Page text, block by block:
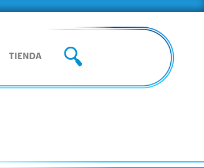
TIENDA